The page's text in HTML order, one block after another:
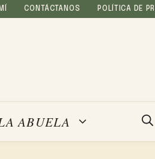
CONTÁCTANOS POLÍTICA DE
ABUELA